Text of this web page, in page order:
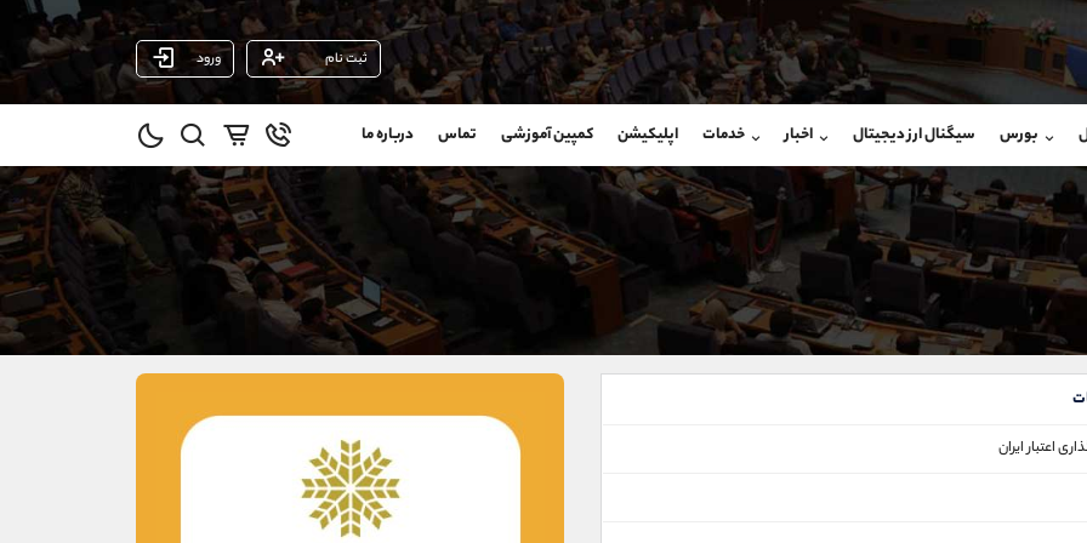
ثبت نام ورود
بورس سیگنال ارز دیجیتال اخبار خدمات اپلیکیشن کمپین آموزشی تماس درباره ما
اعتبار ایران
شروع گفتگو
@Armteam_admin_103
103
شروع گفتگو
@Armteam_admin_33
داخلی 118
(فائزه تهرانی)
09101364784
واتساپ شروع گفتگو
تلگرام @Armteam_admin_104
021-22021030
90001030
@alirezamehrabi_com
@alirezamehrabi_official